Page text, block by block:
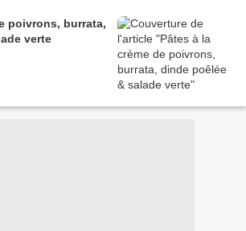
poivrons, burrata,
verte